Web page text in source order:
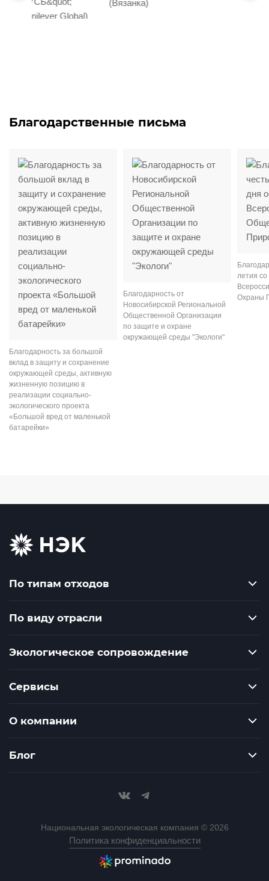
Благодарственные письма
Благодарность за большой
вклад в защиту и сохранение
окружающей среды, активную
жизненную позицию в
реализации социально-
экологического проекта
«Большой вред от маленькой
батарейки»
Благодарность от
Новосибирской Региональной
Общественной Организации
по защите и охране
окружающей среды "Экологи"
летия
Охраны
По типам отходов
По виду отрасли
Экологическое сопровождение
Сервисы
О компании
Блог
Национальная экологическая компания © 2026
Политика конфиденциальности